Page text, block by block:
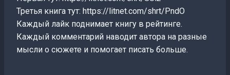
Третья книга тут: https://litnet.com/shrt/PndO
Каждый лайк поднимает книгу в рейтинге.
Каждый комментарий наводит автора на разные
мысли о сюжете и помогает писать больше.